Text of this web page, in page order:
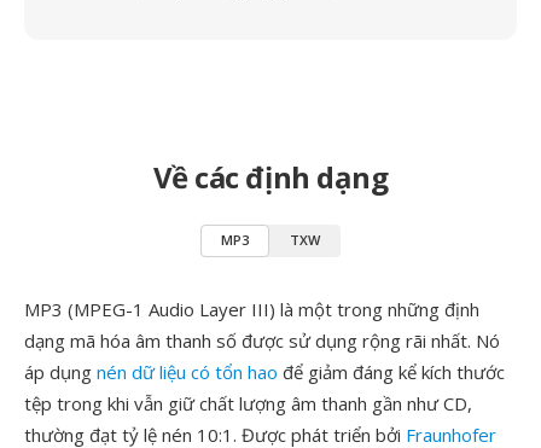
Về các định dạng
MP3 TXW
MP3 (MPEG-1 Audio Layer III) là một trong những định
dạng mã hóa âm thanh số được sử dụng rộng rãi nhất. Nó
áp dụng nén dữ liệu có tổn hao để giảm đáng kể kích thước
tệp trong khi vẫn giữ chất lượng âm thanh gần như CD,
thường đạt tỷ lệ nén 10:1. Được phát triển bởi Fraunhofer